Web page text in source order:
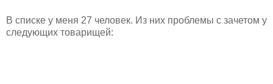
В списке у меня 27 человек. Из них проблемы с зачетом у
следующих товарищей: